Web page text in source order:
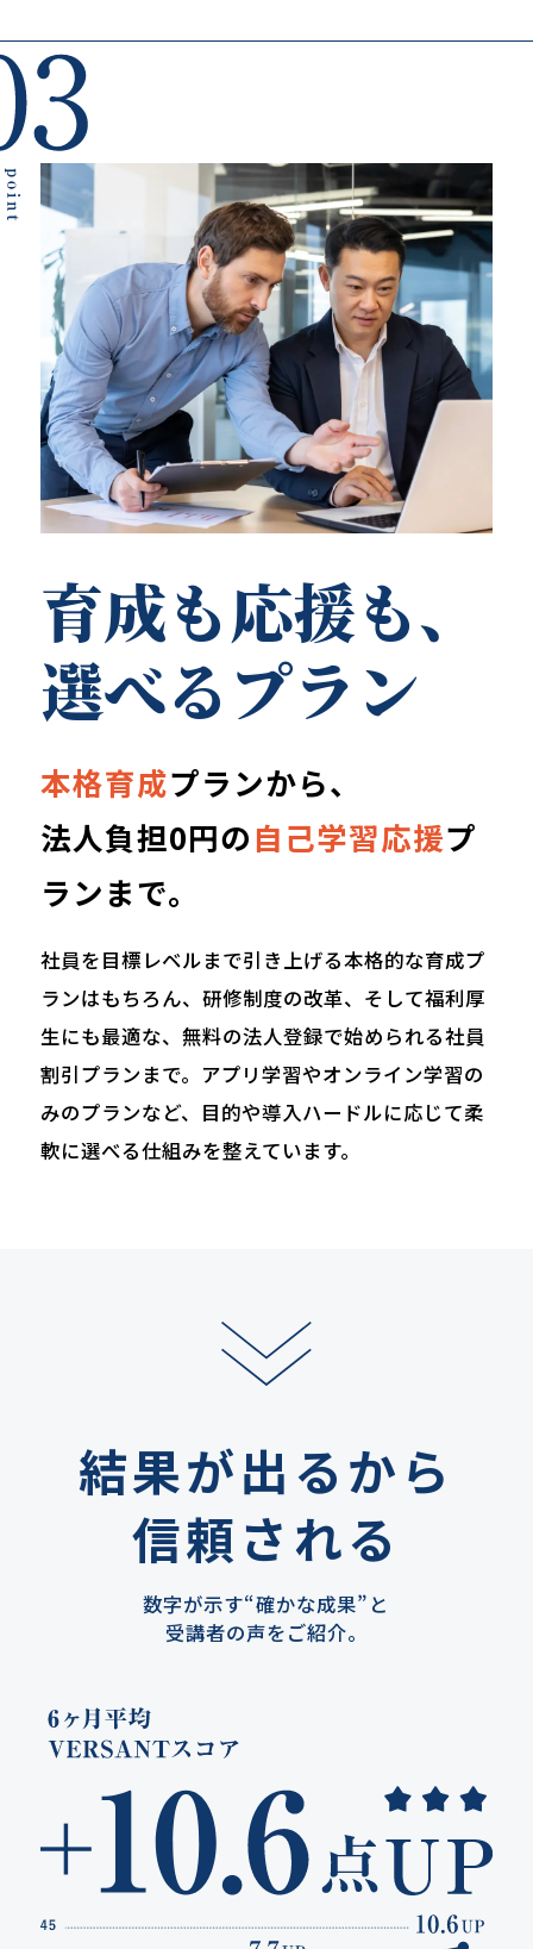
育成も応援も、
選べるプラン
本格育成プランから、
法人負担0円の自己学習応援プ
ランまで。
社員を目標レベルまで引き上げる本格的な育成プ
ランはもちろん、研修制度の改革、そして福利厚
生にも最適な、無料の法人登録で始められる社員
割引プランまで。アプリ学習やオンライン学習の
みのプランなど、目的や導入ハードルに応じて柔
軟に選べる仕組みを整えています。
結果が出るから
信頼される
数字が示す“確かな成果”と
受講者の声をご紹介。